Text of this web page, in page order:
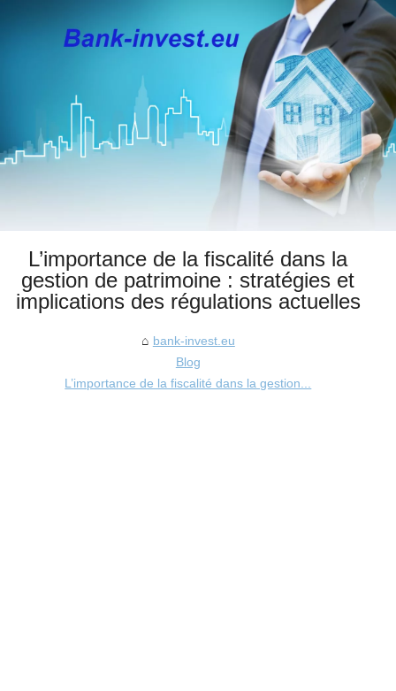
L’importance de la fiscalité dans la
gestion de patrimoine : stratégies et
implications des régulations actuelles
bank-invest.eu
Blog
L’importance de la fiscalité dans la gestion...